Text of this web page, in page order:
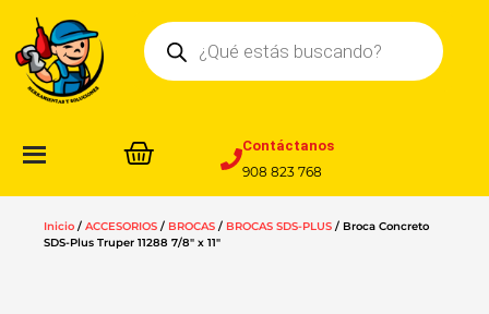
contenido
Búsqueda
de
productos
Contáctanos
908 823 768
Inicio / ACCESORIOS / BROCAS / BROCAS SDS-PLUS / Broca Concreto
SDS-Plus Truper 11288 7/8″ x 11″